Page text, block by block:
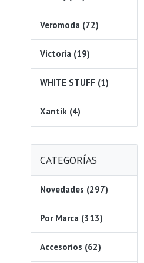
Veromoda (72)
Victoria (19)
WHITE STUFF (1)
Xantik (4)
CATEGORÍAS
Novedades (297)
Por Marca (313)
Accesorios (62)